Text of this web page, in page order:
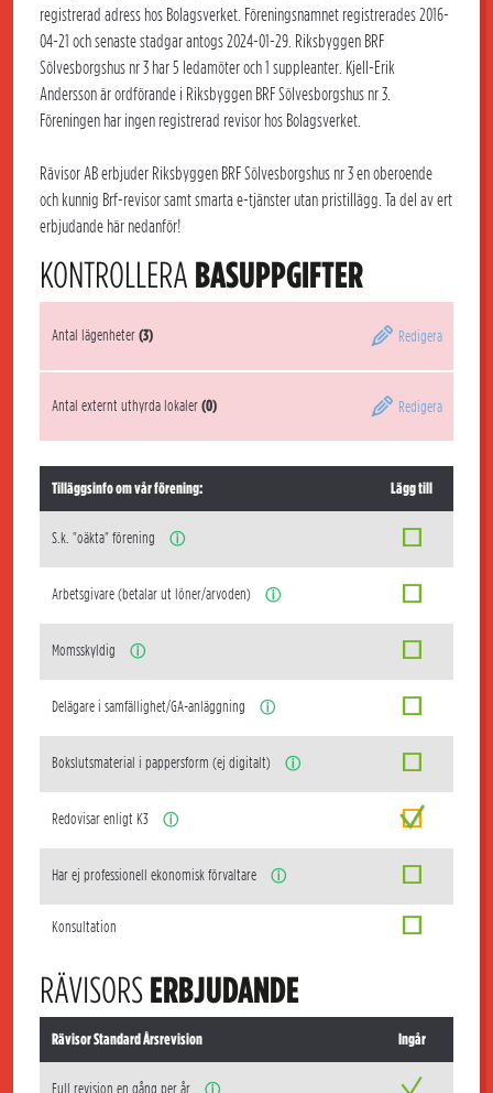
registrerad adress hos Bolagsverket. Föreningsnamnet registrerades 2016-
04-21 och senaste stadgar antogs 2024-01-29. Riksbyggen BRF
Sölvesborgshus nr 3 har 5 ledamöter och 1 suppleanter. Kjell-Erik
Andersson är ordförande i Riksbyggen BRF Sölvesborgshus nr 3.
Föreningen har ingen registrerad revisor hos Bolagsverket.
Rävisor AB erbjuder Riksbyggen BRF Sölvesborgshus nr 3 en oberoende
och kunnig Brf-revisor samt smarta e-tjänster utan pristillägg. Ta del av ert
erbjudande här nedanför!
KONTROLLERA BASUPPGIFTER
Antal lägenheter(3) Redigera
Antal externt uthyrda lokaler(0) Redigera
Tilläggsinfo om vår förening: Lägg till
S.k. "oäkta" förening ⓘ
Arbetsgivare (betalar ut löner/arvoden) ⓘ
Momsskyldig ⓘ
Delägare i samfällighet/GA-anläggning ⓘ
Bokslutsmaterial i pappersform (ej digitalt) ⓘ
Redovisar enligt K3 ⓘ
Har ej professionell ekonomisk förvaltare ⓘ
Konsultation
RÄVISORSERBJUDANDE
Rävisor Standard Årsrevision Ingår
Full revision en gång per år